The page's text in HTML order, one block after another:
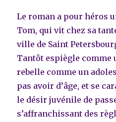
Le roman a pour héros
Tom, qui vit chez sa
ville de Saint
Tantôt espiègle comme
rebelle comme un
pas avoir d’âge, et se
le désir juvénile de
s’affranchissant des